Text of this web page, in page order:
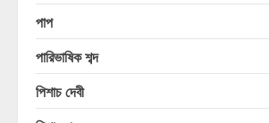
পাপ
পারিভাষিক শব্দ
পিশাচ দেবী